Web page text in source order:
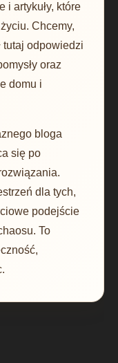
i artykuły, które
Chcemy,
tutaj odpowiedzi
oraz
domu i
bloga
się po
dla tych,
podejście
To